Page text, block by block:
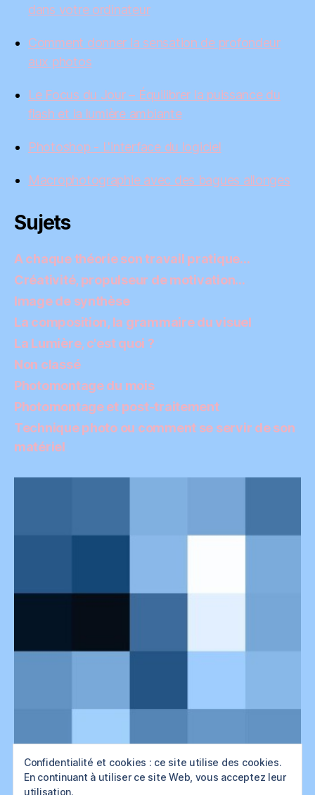
dans votre ordinateur
Comment donner la sensation de profondeur
aux photos
Le Focus du Jour – Équilibrer la puissance du
flash et la lumière ambiante
Photoshop - L'interface du logiciel
Macrophotographie avec des bagues allonges
Sujets
A chaque théorie son travail pratique…
Créativité, propulseur de motivation…
Image de synthèse
La composition, la grammaire du visuel
La Lumière, c'est quoi ?
Non classé
Photomontage du mois
Photomontage et post-traitement
Technique photo ou comment se servir de son
matériel
Vincent Bouvais
Confidentialité et cookies : ce site utilise des cookies.
En continuant à utiliser ce site Web, vous acceptez leur
utilisation.